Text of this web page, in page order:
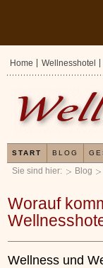
Sie sind hier: Blog
Worauf
Wellness und
Home Wellnesshotel
START BLOG